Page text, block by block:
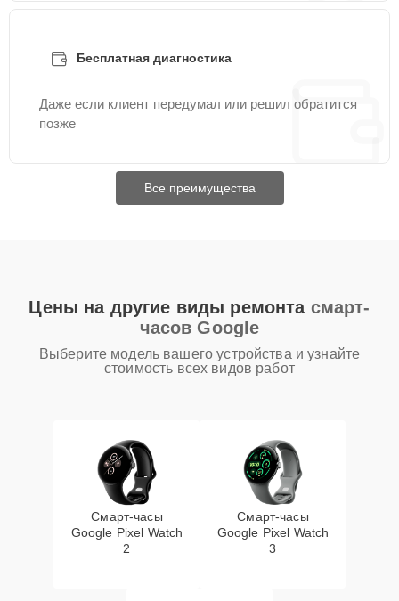
Бесплатная диагностика
Даже если клиент передумал или решил обратится
позже
Все преимущества
Цены на другие виды ремонта смарт-
часов Google
Выберите модель вашего устройства и узнайте
стоимость всех видов работ
Смарт-часы
Google Pixel Watch
2
Смарт-часы
Google Pixel Watch
3